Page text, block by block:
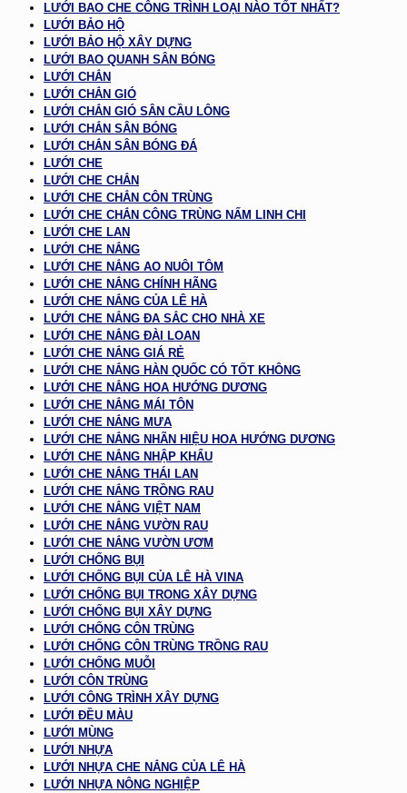
LƯỚI BAO CHE CÔNG TRÌNH LOẠI NÀO TỐT NHẤT?
LƯỚI BẢO HỘ
LƯỚI BẢO HỘ XÂY DỰNG
LƯỚI BAO QUANH SÂN BÓNG
LƯỚI CHẮN
LƯỚI CHẮN GIÓ
LƯỚI CHẮN GIÓ SÂN CẦU LÔNG
LƯỚI CHẮN SÂN BÓNG
LƯỚI CHẮN SÂN BÓNG ĐÁ
LƯỚI CHE
LƯỚI CHE CHẮN
LƯỚI CHE CHẮN CÔN TRÙNG
LƯỚI CHE CHẮN CÔNG TRÙNG NẤM LINH CHI
LƯỚI CHE LAN
LƯỚI CHE NẮNG
LƯỚI CHE NẮNG AO NUÔI TÔM
LƯỚI CHE NẮNG CHÍNH HÃNG
LƯỚI CHE NẮNG CỦA LÊ HÀ
LƯỚI CHE NẮNG ĐA SẮC CHO NHÀ XE
LƯỚI CHE NẮNG ĐÀI LOAN
LƯỚI CHE NẮNG GIÁ RẺ
LƯỚI CHE NẮNG HÀN QUỐC CÓ TỐT KHÔNG
LƯỚI CHE NẮNG HOA HƯỚNG DƯƠNG
LƯỚI CHE NẮNG MÁI TÔN
LƯỚI CHE NẮNG MƯA
LƯỚI CHE NẮNG NHÃN HIỆU HOA HƯỚNG DƯƠNG
LƯỚI CHE NẮNG NHẬP KHẨU
LƯỚI CHE NẮNG THÁI LAN
LƯỚI CHE NẮNG TRỒNG RAU
LƯỚI CHE NẮNG VIỆT NAM
LƯỚI CHE NẮNG VƯỜN RAU
LƯỚI CHE NẮNG VƯỜN ƯƠM
LƯỚI CHỐNG BỤI
LƯỚI CHỐNG BỤI CỦA LÊ HÀ VINA
LƯỚI CHỐNG BỤI TRONG XÂY DỰNG
LƯỚI CHỐNG BỤI XÂY DỰNG
LƯỚI CHỐNG CÔN TRÙNG
LƯỚI CHỐNG CÔN TRÙNG TRỒNG RAU
LƯỚI CHỐNG MUỖI
LƯỚI CÔN TRÙNG
LƯỚI CÔNG TRÌNH XÂY DỰNG
LƯỚI ĐỀU MÀU
LƯỚI MÙNG
LƯỚI NHỰA
LƯỚI NHỰA CHE NẮNG CỦA LÊ HÀ
LƯỚI NHỰA NÔNG NGHIỆP